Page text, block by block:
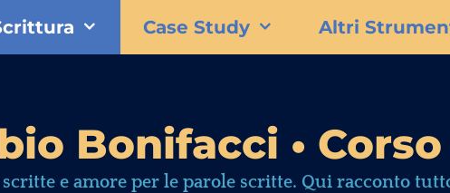
Case Study Altri
Bonifacci •
scritte e amore per le parole scritte. Qui racconto